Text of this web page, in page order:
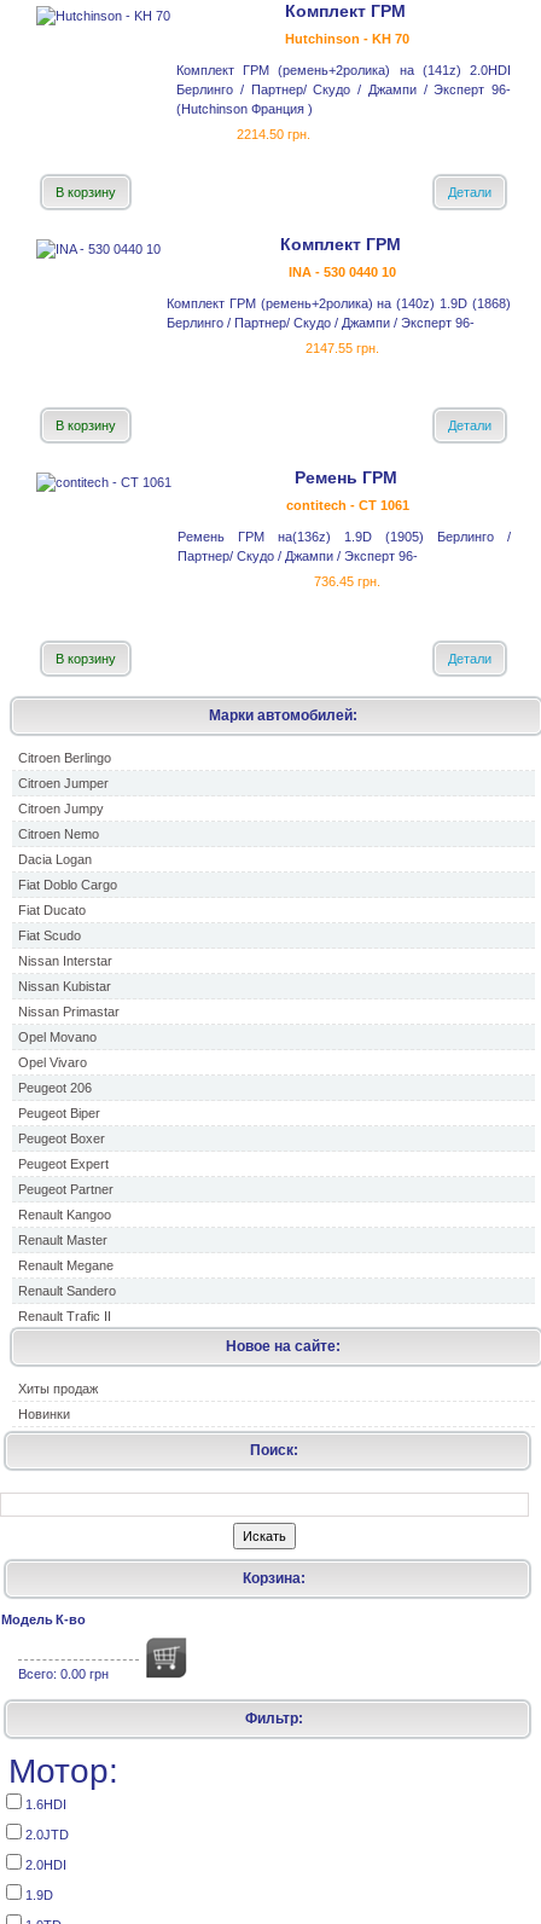
Марки автомобилей:
Citroen Berlingo
Citroen Jumper
Citroen Jumpy
Citroen Nemo
Dacia Logan
Fiat Doblo Cargo
Fiat Ducato
Fiat Scudo
Nissan Interstar
Nissan Kubistar
Nissan Primastar
Opel Movano
Opel Vivaro
Peugeot 206
Peugeot Biper
Peugeot Boxer
Peugeot Expert
Peugeot Partner
Renault Kangoo
Renault Master
Renault Megane
Renault Sandero
Renault Trafic II
Новое на сайте:
Хиты продаж
Новинки
Комплект ГРМ
Hutchinson - KH 70
Комплект ГРМ (ремень+2ролика) на (141z) 2.0HDI
Берлинго / Партнер/ Скудо / Джампи / Эксперт 96-
(Hutchinson Франция )
2214.50 грн.
В корзину Детали
Комплект ГРМ
INA - 530 0440 10
Комплект ГРМ (ремень+2ролика) на (140z) 1.9D (1868)
Берлинго / Партнер/ Скудо / Джампи / Эксперт 96-
2147.55 грн.
В корзину Детали
Ремень ГРМ
contitech - CT 1061
Ремень ГРМ на(136z) 1.9D (1905) Берлинго /
Партнер/ Скудо / Джампи / Эксперт 96-
736.45 грн.
В корзину Детали
Поиск:
Корзина:
Модель К-во
Всего: 0.00 грн
Фильтр:
Мотор:
1.6HDI
2.0JTD
2.0HDI
1.9D